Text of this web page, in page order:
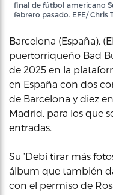
final de fútbol americano
febrero pasado. EFE/ Chris
Barcelona (España),
puertorriqueño Bad
de 2025 en la
en España con dos
de Barcelona y diez
Madrid, para los que
entradas.
Su ‘Debí tirar más
álbum que también
con el permiso de